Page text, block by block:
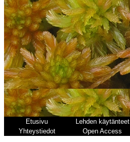
Etusivu Lehden käytänteet
Yhteystiedot
Open Access